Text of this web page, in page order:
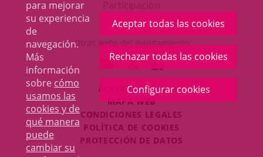
para mejorar
su experiencia
de
navegación.
Más
información
sobre cómo
usamos las
cookies y de
qué manera
puede
cambiar su
Aceptar todas las cookies
Rechazar todas las cookies
Configurar cookies
en
una
ventana
nueva.
aplicación
externa.
Otras webs del ayuntamiento
ENLACE
A
UNA
APLICACIÓN
EXTERNA.
ENLACE
A
UNA
APLICACIÓN
EXTERNA.
ENLACE
A
UNA
EXTERNA.
ACCESIBILIDAD
MAPA WEB
CONDICIONES LEGALES
POLÍTICA DE COOKIES
PROTECCIÓN DE DATOS